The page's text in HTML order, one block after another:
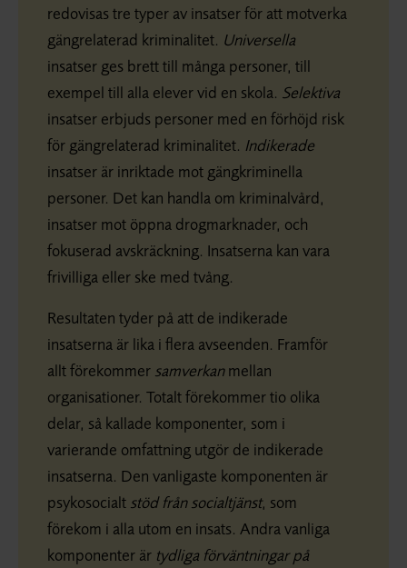
redovisas tre typer av insatser för att motverka
gängrelaterad kriminalitet. Universella
insatser ges brett till många personer, till
exempel till alla elever vid en skola. Selektiva
insatser erbjuds personer med en förhöjd risk
för gängrelaterad kriminalitet. Indikerade
insatser är inriktade mot gängkriminella
personer. Det kan handla om kriminalvård,
insatser mot öppna drogmarknader, och
fokuserad avskräckning. Insatserna kan vara
frivilliga eller ske med tvång.
Resultaten tyder på att de indikerade
insatserna är lika i flera avseenden. Framför
allt förekommer samverkanmellan
organisationer. Totalt förekommer tio olika
delar, så kallade komponenter, som i
varierande omfattning utgör de indikerade
insatserna. Den vanligaste komponenten är
psykosocialt stöd från socialtjänst, som
förekom i alla utom en insats. Andra vanliga
komponenter är tydliga förväntningar på